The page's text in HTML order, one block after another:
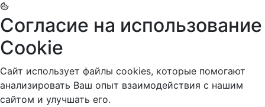
Согласие на использование
Cookie
Сайт использует файлы cookies, которые помогают
анализировать Ваш опыт взаимодействия с нашим
сайтом и улучшать его.